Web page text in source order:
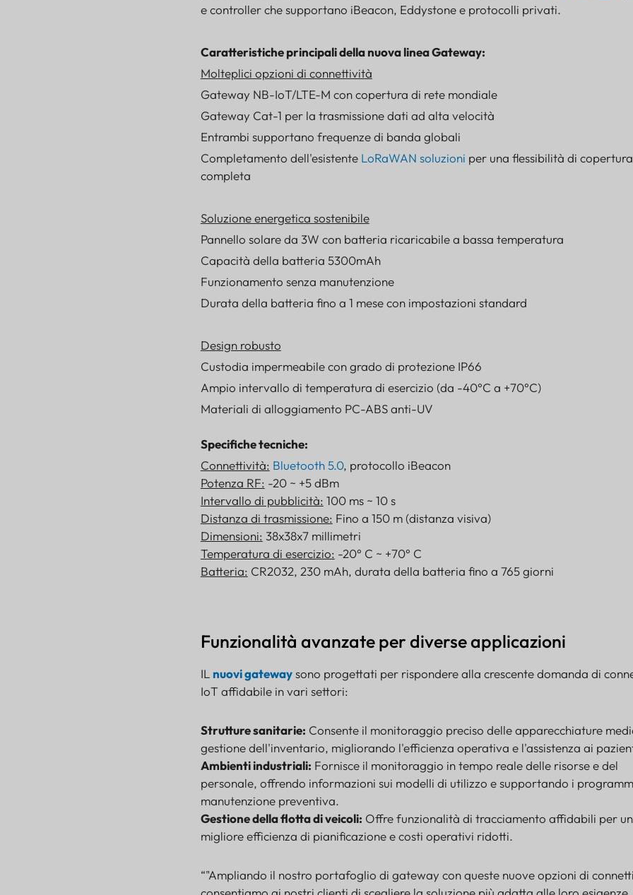
e controller che supportano iBeacon, Eddystone e protocolli privati.
Caratteristiche principali della nuova linea Gateway:
Molteplici opzioni di connettività
Gateway NB-IoT/LTE-M con copertura di rete mondiale
Gateway Cat-1 per la trasmissione dati ad alta velocità
Entrambi supportano frequenze di banda globali
Completamento dell'esistente LoRaWAN soluzioni per una flessibilità di copertura
completa
Soluzione energetica sostenibile
Pannello solare da 3W con batteria ricaricabile a bassa temperatura
Capacità della batteria 5300mAh
Funzionamento senza manutenzione
Durata della batteria fino a 1 mese con impostazioni standard
Design robusto
Custodia impermeabile con grado di protezione IP66
Ampio intervallo di temperatura di esercizio (da -40°C a +70°C)
Materiali di alloggiamento PC-ABS anti-UV
Specifiche tecniche:
Connettività: Bluetooth 5.0, protocollo iBeacon
Potenza RF: -20 ~ +5 dBm
Intervallo di pubblicità: 100 ms ~ 10 s
Distanza di trasmissione: Fino a 150 m (distanza visiva)
Dimensioni: 38x38x7 millimetri
Temperatura di esercizio: -20° C ~ +70° C
Batteria: CR2032, 230 mAh, durata della batteria fino a 765 giorni
Funzionalità avanzate per diverse applicazioni
IL nuovi gatewaysono progettati per rispondere alla crescente domanda di
IoT affidabile in vari settori:
Strutture sanitarie: Consente il monitoraggio preciso delle apparecchiature
gestione dell'inventario, migliorando l'efficienza operativa e l'assistenza ai
Ambienti industriali: Fornisce il monitoraggio in tempo reale delle risorse e del
personale, offrendo informazioni sui modelli di utilizzo e supportando i
manutenzione preventiva.
Gestione della flotta di veicoli: Offre funzionalità di tracciamento affidabili per
migliore efficienza di pianificazione e costi operativi ridotti.
“"Ampliando il nostro portafoglio di gateway con queste nuove opzioni di